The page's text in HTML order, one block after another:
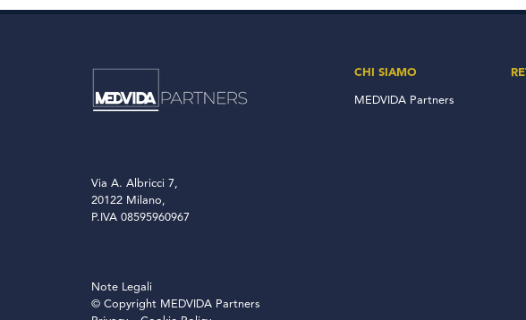
Via A. Albricci 7,
20122 Milano,
P.IVA 08595960967
Note Legali
© Copyright MEDVIDA Partners
CHI SIAMO
MEDVIDA Partners